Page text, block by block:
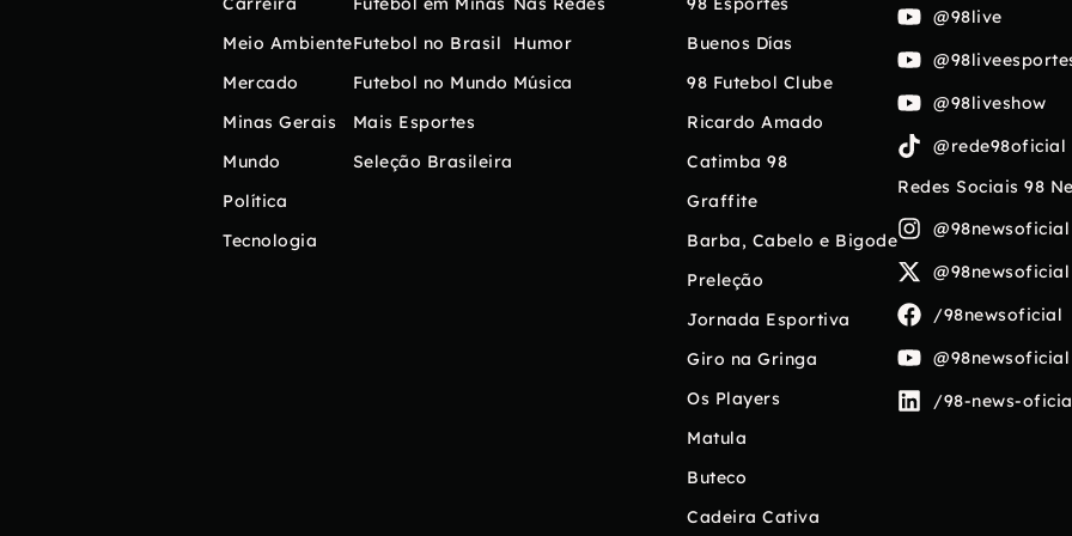
Meio Ambiente
Mercado
Minas Gerais
Mundo
Política
Tecnologia
Futebol no Brasil
Futebol no Mundo
Mais Esportes
Seleção Brasileira
Humor
Música
Buenos Días
98 Futebol Clube
Ricardo Amado
Catimba 98
Graffite
Barba, Cabelo e Bigode
Preleção
Jornada Esportiva
Giro na Gringa
Os Players
Matula
Buteco
Cadeira Cativa
@98live
@98liveshow
@rede98oficial
Redes Sociais 98
@98newsoficial
@98newsoficial
/98newsoficial
@98newsoficial
/98-news-